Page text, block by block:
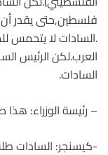
فلسطين,حتى يقدر
.السادات لا يتحمس
العرب.لكن الرئيس
السادات.
– رئيسة الوزراء:
-كيسنجر: السادات